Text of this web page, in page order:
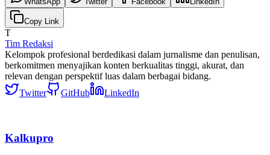
Copy Link
T
Tim Redaksi
Kelompok profesional berdedikasi dalam jurnalisme dan penulisan,
berkomitmen menyajikan konten berkualitas tinggi, akurat, dan
relevan dengan perspektif luas dalam berbagai bidang.
Twitter
GitHub LinkedIn
Kalkupro